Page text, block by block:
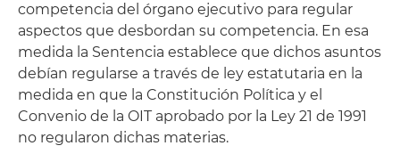
competencia del órgano ejecutivo para regular
aspectos que desbordan su competencia. En esa
medida la Sentencia establece que dichos asuntos
debían regularse a través de ley estatutaria en la
medida en que la Constitución Política y el
Convenio de la OIT aprobado por la Ley 21 de 1991
no regularon dichas materias.